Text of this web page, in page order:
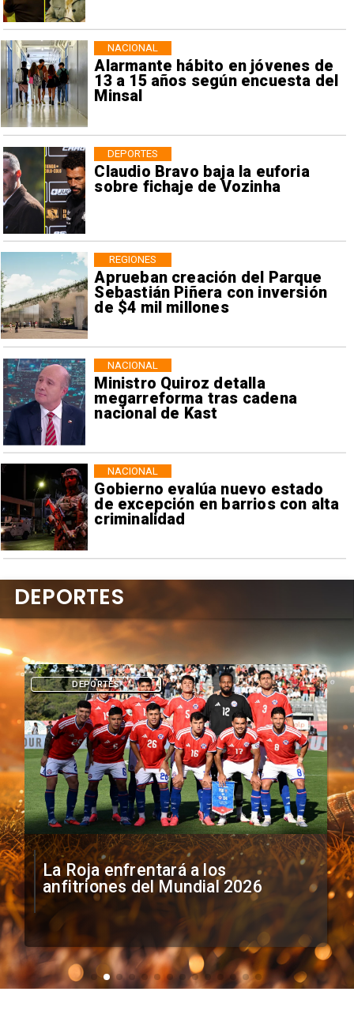
Alarmante hábito en jóvenes de
13 a 15 años según encuesta del
Minsal
NACIONAL
Claudio Bravo baja la euforia
sobre fichaje de Vozinha
DEPORTES
Aprueban creación del Parque
Sebastián Piñera con inversión
de $4 mil millones
REGIONES
Ministro Quiroz detalla
megarreforma tras cadena
nacional de Kast
NACIONAL
Gobierno evalúa nuevo estado
de excepción en barrios con alta
criminalidad
NACIONAL
La Roja enfrentará a los
anfitriones del Mundial 2026
DEPORTES
DEPORTES